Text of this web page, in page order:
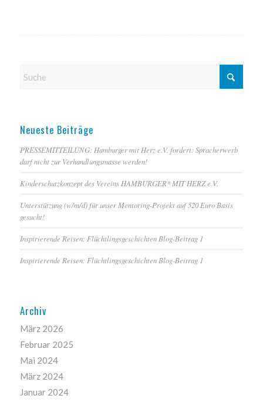
Neueste Beiträge
PRESSEMITTEILUNG: Hamburger mit Herz e.V. fordert: Spracherwerb
darf nicht zur Verhandlungsmasse werden!
Kinderschutzkonzept des Vereins HAMBURGER* MIT HERZ e.V.
Unterstützung (w/m/d) für unser Mentoring-Projekt auf 520 Euro Basis
gesucht!
Inspirierende Reisen: Flüchtlingsgeschichten Blog-Beitrag 1
Inspirierende Reisen: Flüchtlingsgeschichten Blog-Beitrag 1
Archiv
März 2026
Februar 2025
Mai 2024
März 2024
Januar 2024